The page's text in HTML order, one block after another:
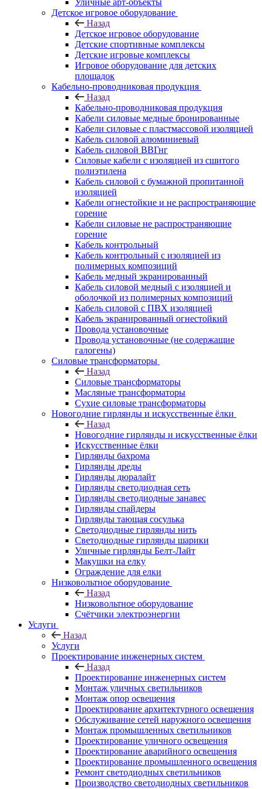
Уличные арт-объекты
Детское игровое оборудование
Назад
Детское игровое оборудование
Детские спортивные комплексы
Детские игровые комплексы
Игровое оборудование для детских
площадок
Кабельно-проводниковая продукция
Назад
Кабельно-проводниковая продукция
Кабели силовые медные бронированные
Кабели силовые с пластмассовой изоляцией
Кабель силовой алюминиевый
Кабель силовой ВВГнг
Силовые кабели с изоляцией из сшитого
полиэтилена
Кабель силовой с бумажной пропитанной
изоляцией
Кабели огнестойкие и не распространяющие
горение
Кабели силовые не распространяющие
горение
Кабель контрольный
Кабель контрольный с изоляцией из
полимерных композиций
Кабель медный экранированный
Кабель силовой медный с изоляцией и
оболочкой из полимерных композиций
Кабель силовой с ПВХ изоляцией
Кабель экранированный огнестойкий
Провода установочные
Провода установочные (не содержащие
галогены)
Силовые трансформаторы
Назад
Силовые трансформаторы
Масляные трансформаторы
Сухие силовые трансформаторы
Новогодние гирлянды и искусственные ёлки
Назад
Новогодние гирлянды и искусственные ёлки
Искусственные ёлки
Гирлянды бахрома
Гирлянды дреды
Гирлянды дюралайт
Гирлянды светодиодная сеть
Гирлянды светодиодные занавес
Гирлянды спайдеры
Гирлянды тающая сосулька
Светодиодные гирлянды нить
Светодиодные гирлянды шарики
Уличные гирлянды Белт-Лайт
Макушки на елку
Ограждение для елки
Низковольтное оборудование
Назад
Низковольтное оборудование
Счётчики электроэнергии
Услуги
Назад
Услуги
Проектирование инженерных систем
Назад
Проектирование инженерных систем
Монтаж уличных светильников
Монтаж опор освещения
Проектирование архитектурного освещения
Обслуживание сетей наружного освещения
Монтаж промышленных светильников
Проектирование уличного освещения
Проектирование аварийного освещения
Проектирование промышленного освещения
Ремонт светодиодных светильников
Производство светодиодных светильников